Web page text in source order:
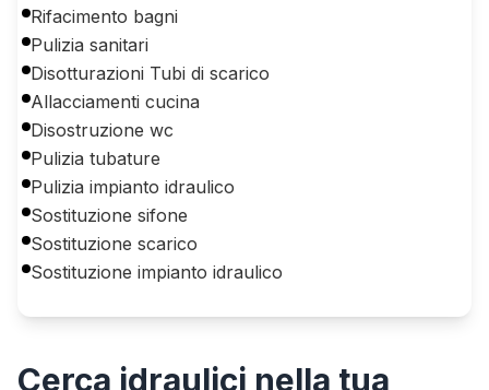
Rifacimento bagni
Pulizia sanitari
Disotturazioni Tubi di scarico
Allacciamenti cucina
Disostruzione wc
Pulizia tubature
Pulizia impianto idraulico
Sostituzione sifone
Sostituzione scarico
Sostituzione impianto idraulico
Cerca idraulici nella tua